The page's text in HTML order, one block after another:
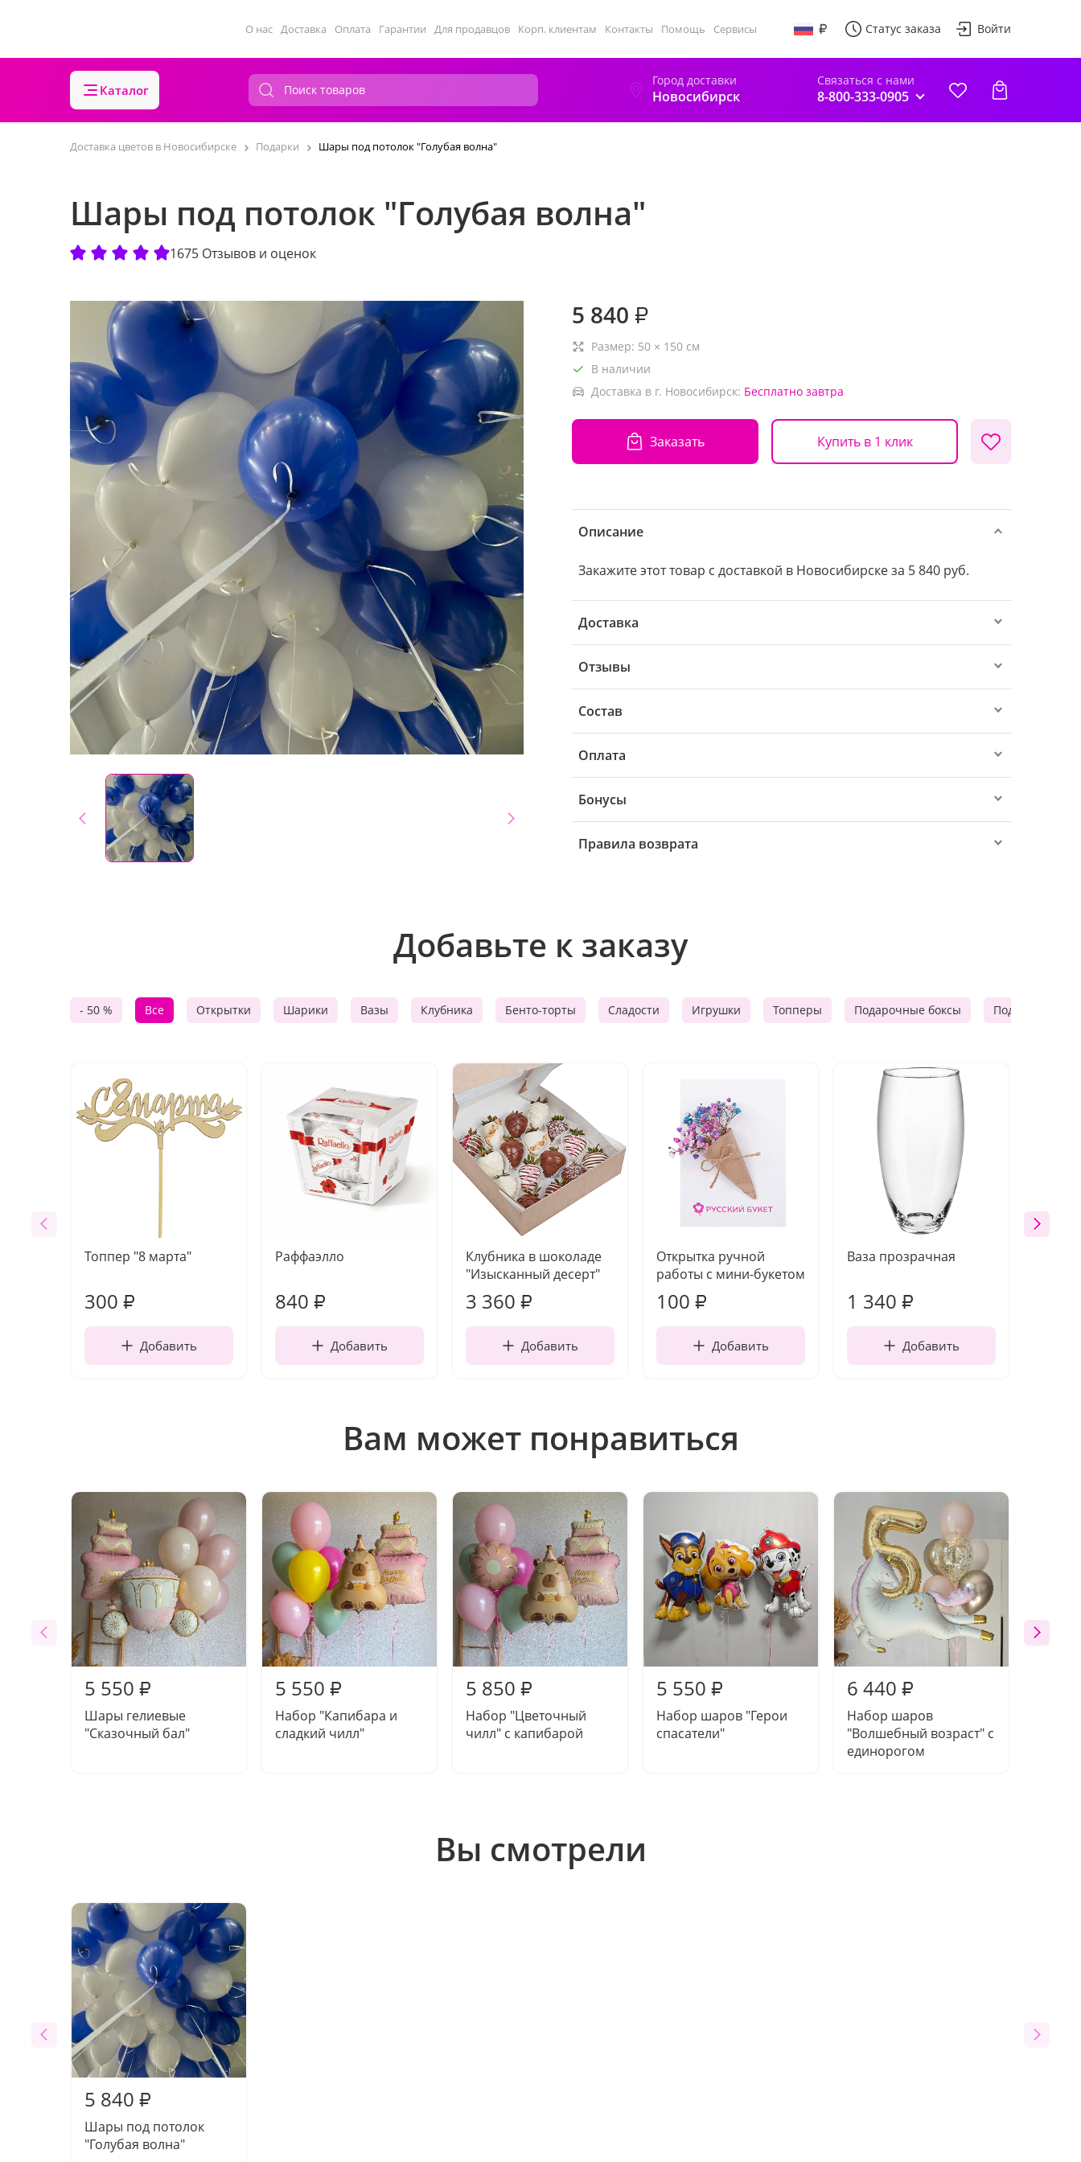
О нас Доставка Оплата Гарантии Для продавцов Корп. клиентам Контакты Помощь Сервисы Статус заказа Войти
Каталог
Город доставки
Новосибирск
Связаться с нами
8-800-333-0905
Доставка цветов в Новосибирске Подарки Шары под потолок "Голубая волна"
Шары под потолок "Голубая волна"
1675 Отзывов и оценок
5 840 ₽
Размер: 50 × 150 см
В наличии
Доставка в г. Новосибирск: Бесплатно завтра
Заказать Купить в 1 клик
Описание
Закажите этот товар с доставкой в Новосибирске за 5 840 руб.
Доставка
Отзывы
Состав
Оплата
Бонусы
Правила возврата
Добавьте к заказу
- 50 % Все Открытки Шарики Вазы Клубника Бенто-торты Сладости Игрушки Топперы Подарочные боксы Подарочные
Топпер "8 марта"
300 ₽
Добавить
Раффаэлло
840 ₽
Добавить
Клубника в шоколаде
"Изысканный десерт"
3 360 ₽
Добавить
Открытка ручной
работы с мини-букетом
100 ₽
Добавить
Ваза прозрачная
1 340 ₽
Добавить
Вам может понравиться
5 550 ₽
Шары гелиевые
"Сказочный бал"
5 550 ₽
Набор "Капибара и
сладкий чилл"
5 850 ₽
Набор "Цветочный
чилл" с капибарой
5 550 ₽
Набор шаров "Герои
спасатели"
6 440 ₽
Набор шаров
"Волшебный возраст" с
единорогом
Вы смотрели
5 840 ₽
Шары под потолок
"Голубая волна"